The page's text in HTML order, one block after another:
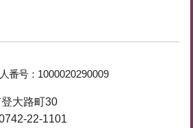
番号： 1000020290009
大路町30
22-1101